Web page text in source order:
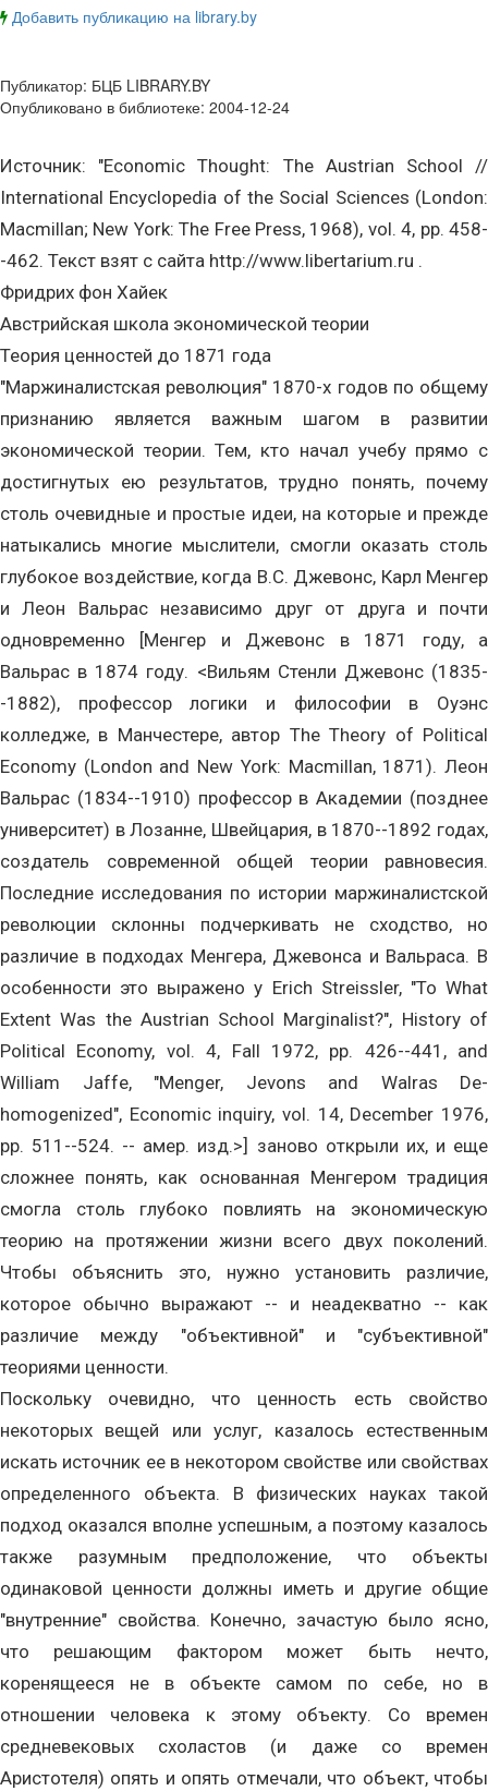
Добавить публикацию на library.by
Публикатор: БЦБ LIBRARY.BY
Опубликовано в библиотеке: 2004-12-24
Источник: "Economic Thought: The Austrian School //
International Encyclopedia of the Social Sciences (London:
Macmillan; New York: The Free Press, 1968), vol. 4, pp. 458-
-462. Текст взят с сайта http://www.libertarium.ru .
Фридрих фон Хайек
Австрийская школа экономической теории
Теория ценностей до 1871 года
"Маржиналистская революция" 1870-х годов по общему
признанию является важным шагом в развитии
экономической теории. Тем, кто начал учебу прямо с
достигнутых ею результатов, трудно понять, почему
столь очевидные и простые идеи, на которые и прежде
натыкались многие мыслители, смогли оказать столь
глубокое воздействие, когда В.С. Джевонс, Карл Менгер
и Леон Вальрас независимо друг от друга и почти
одновременно [Менгер и Джевонс в 1871 году, а
Вальрас в 1874 году. <Вильям Стенли Джевонс (1835-
-1882), профессор логики и философии в Оуэнс
колледже, в Манчестере, автор The Theory of Political
Economy (London and New York: Macmillan, 1871). Леон
Вальрас (1834--1910) профессор в Академии (позднее
университет) в Лозанне, Швейцария, в 1870--1892 годах,
создатель современной общей теории равновесия.
Последние исследования по истории маржиналистской
революции склонны подчеркивать не сходство, но
различие в подходах Менгера, Джевонса и Вальраса. В
особенности это выражено у Erich Streissler, "To What
Extent Was the Austrian School Marginalist?", History of
Political Economy, vol. 4, Fall 1972, pp. 426--441, and
William Jaffe, "Menger, Jevons and Walras De-
homogenized", Economic inquiry, vol. 14, December 1976,
pp. 511--524. -- амер. изд.>] заново открыли их, и еще
сложнее понять, как основанная Менгером традиция
смогла столь глубоко повлиять на экономическую
теорию на протяжении жизни всего двух поколений.
Чтобы объяснить это, нужно установить различие,
которое обычно выражают -- и неадекватно -- как
различие между "объективной" и "субъективной"
теориями ценности.
Поскольку очевидно, что ценность есть свойство
некоторых вещей или услуг, казалось естественным
искать источник ее в некотором свойстве или свойствах
определенного объекта. В физических науках такой
подход оказался вполне успешным, а поэтому казалось
также разумным предположение, что объекты
одинаковой ценности должны иметь и другие общие
"внутренние" свойства. Конечно, зачастую было ясно,
что решающим фактором может быть нечто,
коренящееся не в объекте самом по себе, но в
отношении человека к этому объекту. Со времен
средневековых схоластов (и даже со времен
Аристотеля) опять и опять отмечали, что объект, чтобы